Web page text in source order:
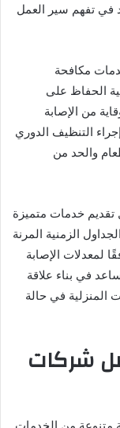
في تفهم سير العمل
مكافحة
الحفاظ على
من الإصابة
التنظيف الدوري
والحد من
تقديم خدمات متميزة
الزمنية المرنة
لمعدلات الإصابة
في بناء علاقة
المنزلية في حالة
شركات